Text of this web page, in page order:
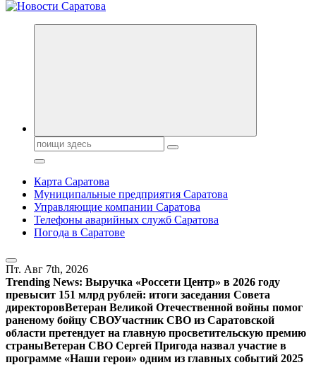
Поиск:
Карта Саратова
Муниципальные предприятия Саратова
Управляющие компании Саратова
Телефоны аварийных служб Саратова
Погода в Саратове
Пт. Авг 7th, 2026
Trending News: Выручка «Россети Центр» в 2026 году
превысит 151 млрд рублей: итоги заседания Совета
директоровВетеран Великой Отечественной войны помог
раненому бойцу СВОУчастник СВО из Саратовской
области претендует на главную просветительскую премию
страныВетеран СВО Сергей Пригода назвал участие в
программе «Наши герои» одним из главных событий 2025